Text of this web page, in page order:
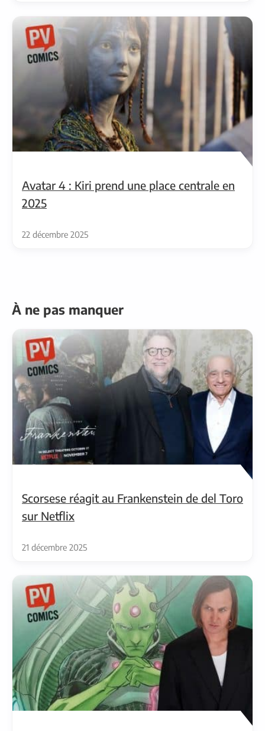
Avatar 4 : Kiri prend une place centrale en
2025
22 décembre 2025
À ne pas manquer
Scorsese réagit au Frankenstein de del Toro
sur Netflix
21 décembre 2025